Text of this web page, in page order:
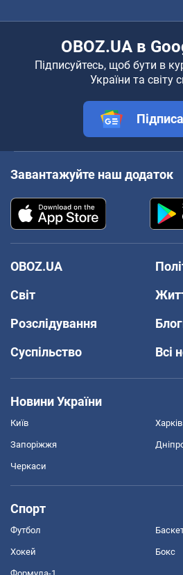
OBOZ.UA в
Підписуйтесь, щоб бути в
України та світу
Завантажуйте наш додаток
OBOZ.UA
Світ
Розслідування
Суспільство
Всі
Новини України
Київ Харків
Запоріжжя
Черкаси
Спорт
Футбол
Хокей Бокс